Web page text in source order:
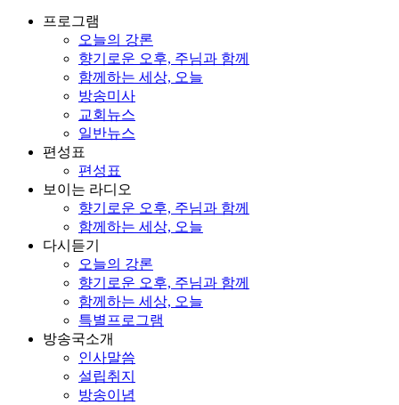
프로그램
오늘의 강론
향기로운 오후, 주님과 함께
함께하는 세상, 오늘
방송미사
교회뉴스
일반뉴스
편성표
편성표
보이는 라디오
향기로운 오후, 주님과 함께
함께하는 세상, 오늘
다시듣기
오늘의 강론
향기로운 오후, 주님과 함께
함께하는 세상, 오늘
특별프로그램
방송국소개
인사말씀
설립취지
방송이념